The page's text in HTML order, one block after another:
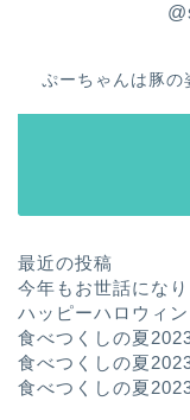
ぷーちゃんは豚の
最近の投稿
今年もお世話にな
ハッピーハロウィン
食べつくしの夏
食べつくしの夏
食べつくしの夏